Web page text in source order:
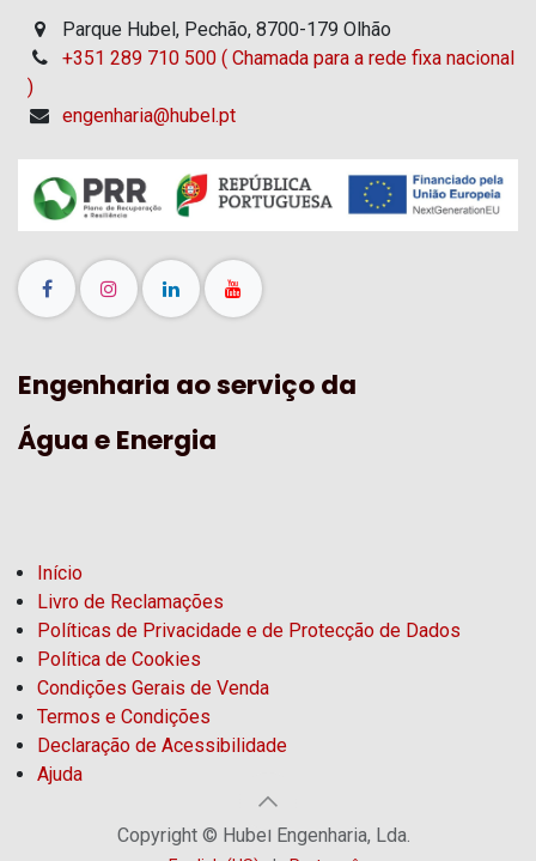
Parque Hubel, Pechão, 8700-179 Olhão
+351 289 710 500 ( Chamada para a rede fixa nacional
)
engenharia@hubel.pt
Engenharia ao serviço da
Água e Energia
Início
Livro de Reclamações
Políticas de Privacidade e de Protecção de Dados
Política de Cookies
Condições Gerais de Venda
Termos e Condições
Declaração de Acessibilidade
Ajuda
Copyright © Hubel Engenharia, Lda.